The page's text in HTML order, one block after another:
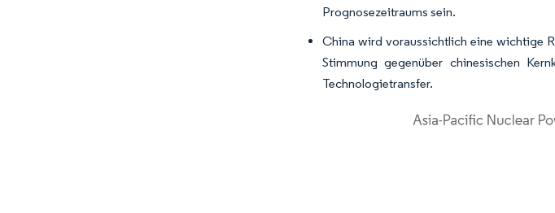
Prognosezeitraums sein.
China wird voraussichtlich eine wichtige
Stimmung gegenüber chinesischen
Technologietransfer.